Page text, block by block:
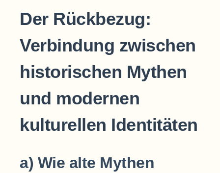
Der Rückbezug:
Verbindung zwischen
historischen Mythen
und modernen
kulturellen Identitäten
a) Wie alte Mythen